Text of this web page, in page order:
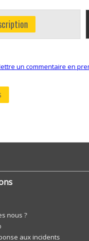
un commentaire en
nous ?
aux incidents